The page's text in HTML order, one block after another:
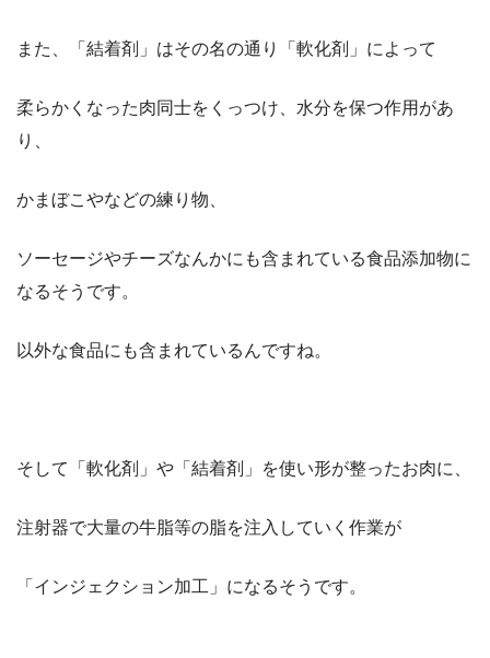
また、「結着剤」はその名の通り「軟化剤」によって
柔らかくなった肉同士をくっつけ、水分を保つ作用があ
り、
かまぼこやなどの練り物、
ソーセージやチーズなんかにも含まれている食品添加物に
なるそうです。
以外な食品にも含まれているんですね。
そして「軟化剤」や「結着剤」を使い形が整ったお肉に、
注射器で大量の牛脂等の脂を注入していく作業が
「インジェクション加工」になるそうです。